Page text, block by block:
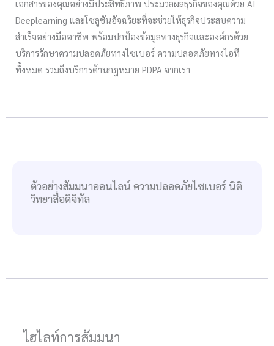
เอกสารของคุณอย่างมีประสิทธิภาพ ประมวลผลธุรกิจของคุณด้วย AI
Deeplearning และโซลูชันอัจฉริยะที่จะช่วยให้ธุรกิจประสบความ
สำเร็จอย่างมืออาชีพ พร้อมปกป้องข้อมูลทางธุรกิจและองค์กรด้วย
บริการรักษาความปลอดภัยทางไซเบอร์ ความปลอดภัยทางไอที
ทั้งหมด รวมถึงบริการด้านกฎหมาย PDPA จากเรา
ตัวอย่างสัมมนาออนไลน์ ความปลอดภัยไซเบอร์ นิติ
วิทยาสื่อดิจิทัล
ไฮไลท์การสัมมนา